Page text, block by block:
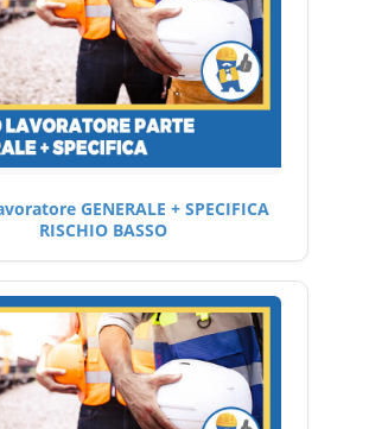
GENERALE + SPECIFICA
RISCHIO BASSO